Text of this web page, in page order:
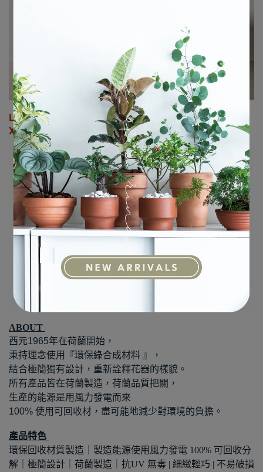
L盆的土壤用量為小菜販售土壤 2~3包
XL盆的土壤用量為小菜販售土壤 4 包
ABOUT
西元1965年在荷蘭開始，
秉持理念使用『環保綠合成材料 』，
結合極簡獨有設計，重新詮釋花器的樣貌。
所有產品皆在荷蘭製造，荷蘭品質把關，
生產的能源是用風力發電而來
100% 使用可回收材，盡可能地減少對環境的負擔。
產品特色
環保回收材質製造｜製造能源使用風力發電 100% 可回收分
解｜極簡設計｜荷蘭製造｜抗UV 無毒 | 細緻輕巧 | 不易破損